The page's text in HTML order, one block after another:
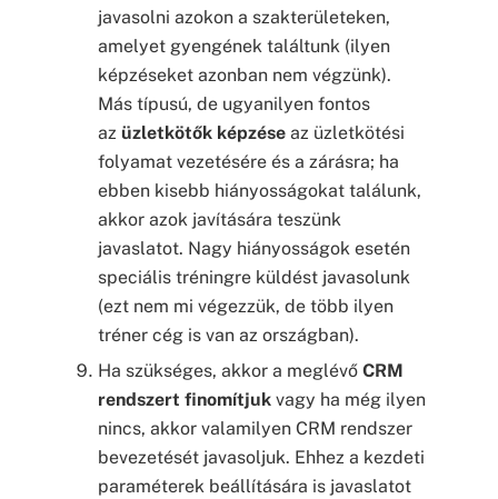
javasolni azokon a szakterületeken,
amelyet gyengének találtunk (ilyen
képzéseket azonban nem végzünk).
Más típusú, de ugyanilyen fontos
az üzletkötők képzése az üzletkötési
folyamat vezetésére és a zárásra; ha
ebben kisebb hiányosságokat találunk,
akkor azok javítására teszünk
javaslatot. Nagy hiányosságok esetén
speciális tréningre küldést javasolunk
(ezt nem mi végezzük, de több ilyen
tréner cég is van az országban).
Ha szükséges, akkor a meglévőCRM
rendszert finomítjuk vagy ha még ilyen
nincs, akkor valamilyen CRM rendszer
bevezetését javasoljuk. Ehhez a kezdeti
paraméterek beállítására is javaslatot